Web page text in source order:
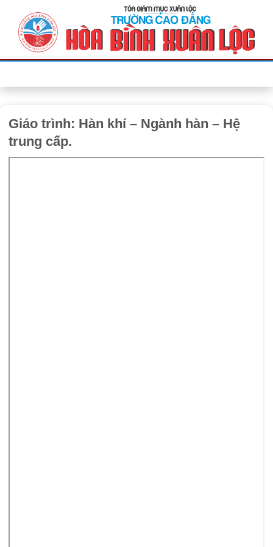
Giáo trình: Hàn khí – Ngành hàn – Hệ
trung cấp.